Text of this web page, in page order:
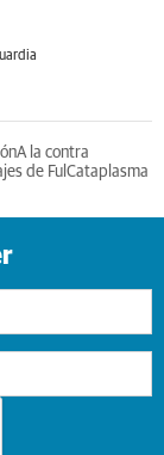
A la contra
de Ful Cataplasma